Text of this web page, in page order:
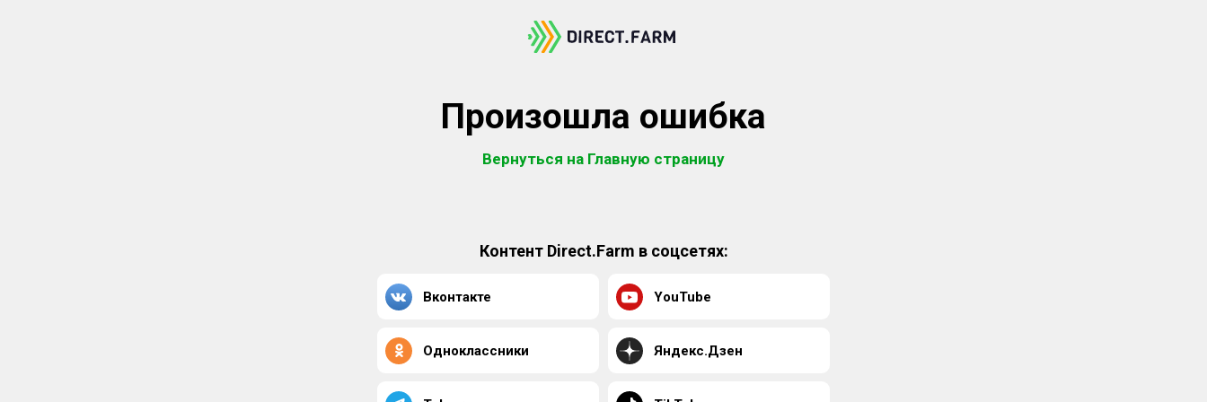
Произошла ошибка
Вернуться на Главную страницу
Контент Direct.Farm в соцсетях:
Вконтакте YouTube
Одноклассники Яндекс.Дзен